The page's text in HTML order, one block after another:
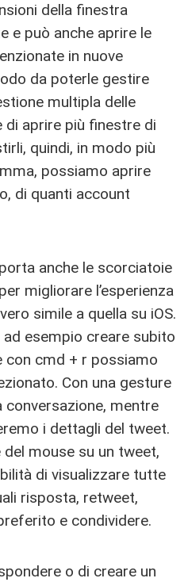
della finestra
e può anche aprire le
in nuove
da poterle gestire
multipla delle
di aprire più finestre di
quindi, in modo più
possiamo aprire
di quanti account
anche le scorciatoie
migliorare l’esperienza
simile a quella su iOS.
esempio creare subito
con cmd + r possiamo
Con una gesture
mentre
i dettagli del tweet.
mouse su un tweet,
di visualizzare tutte
risposta, retweet,
e condividere.
o di creare un